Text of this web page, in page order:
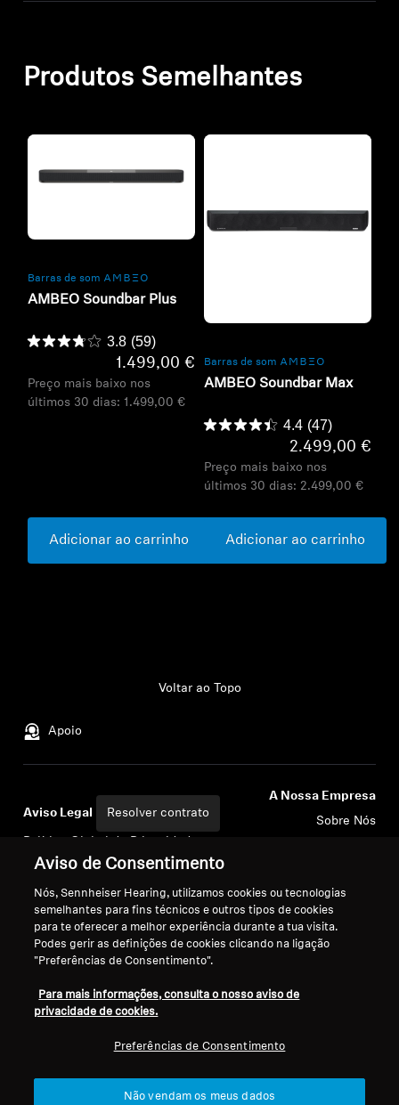
Produtos Semelhantes
Barras de som -AMBEO-
AMBEO Soundbar Plus
3.8 (59)
1.499,00 €
Preço mais baixo nos
últimos 30 dias: 1.499,00 €
Adicionar ao carrinho
Barras de som -AMBEO-
AMBEO Soundbar Max
4.4 (47)
2.499,00 €
Preço mais baixo nos
últimos 30 dias: 2.499,00 €
Adicionar ao carrinho
Apoio
Voltar ao Topo
Aviso Legal Resolver contrato
Termos e Condições Gerais de
Vendas Online a Consumidores
Política de Divulgação
Coordenada de Vulnerabilidades
A Nossa Empresa
Sobre Nós
Sala de Imprensa
Embaixadores da
Marca Sennheiser
Consumer
Ficha Técnica Definições de Cookies
© 2026 Sonova Consumer Hearing GmbH
Aviso de Consentimento
Nós, Sennheiser Hearing, utilizamos cookies ou tecnologias
semelhantes para fins técnicos e outros tipos de cookies
para te oferecer a melhor experiência durante a tua visita.
Podes gerir as definições de cookies clicando na ligação
"Preferências de Consentimento".
Para mais informações, consulta o nosso aviso de
privacidade de cookies.
Preferências de Consentimento
Não vendam os meus dados